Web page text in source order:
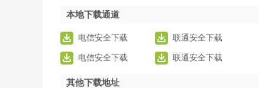
本地下载通道
电信安全下载 联通安全下载
电信安全下载 联通安全下载
其他下载地址